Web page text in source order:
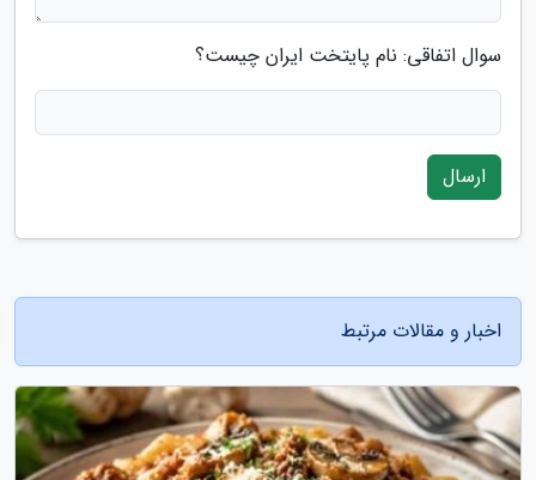
سوال اتفاقی: نام پایتخت ایران چیست؟
ارسال
اخبار و مقالات مرتبط